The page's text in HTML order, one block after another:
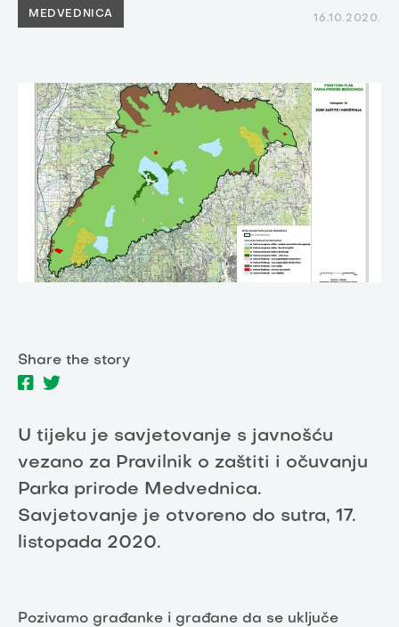
MEDVEDNICA 16.10.2020.
Share the story
U tijeku je savjetovanje s javnošću
vezano za Pravilnik o zaštiti i očuvanju
Parka prirode Medvednica.
Savjetovanje je otvoreno do sutra, 17.
listopada 2020.
Pozivamo građanke i građane da se uključe